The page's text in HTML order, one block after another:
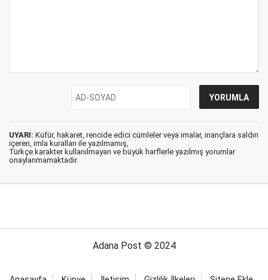
UYARI: Küfür, hakaret, rencide edici cümleler veya imalar, inançlara saldırı
içeren, imla kuralları ile yazılmamış,
Türkçe karakter kullanılmayan ve büyük harflerle yazılmış yorumlar
onaylanmamaktadır.
Adana Post © 2024